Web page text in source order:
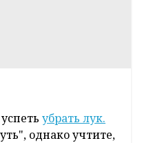
убрать лук.
однако учтите,